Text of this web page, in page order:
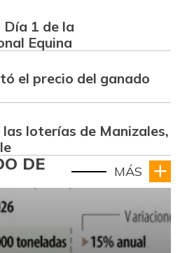
Día 1 de la
Equina
el precio del ganado
loterías de Manizales,
DE MÁS